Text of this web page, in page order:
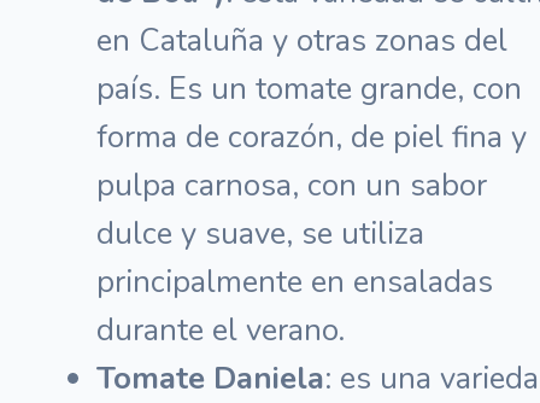
en Cataluña y otras zonas del
país. Es un tomate grande, con
forma de corazón, de piel fina y
pulpa carnosa, con un sabor
dulce y suave, se utiliza
principalmente en ensaladas
durante el verano.
Tomate Daniela: es una